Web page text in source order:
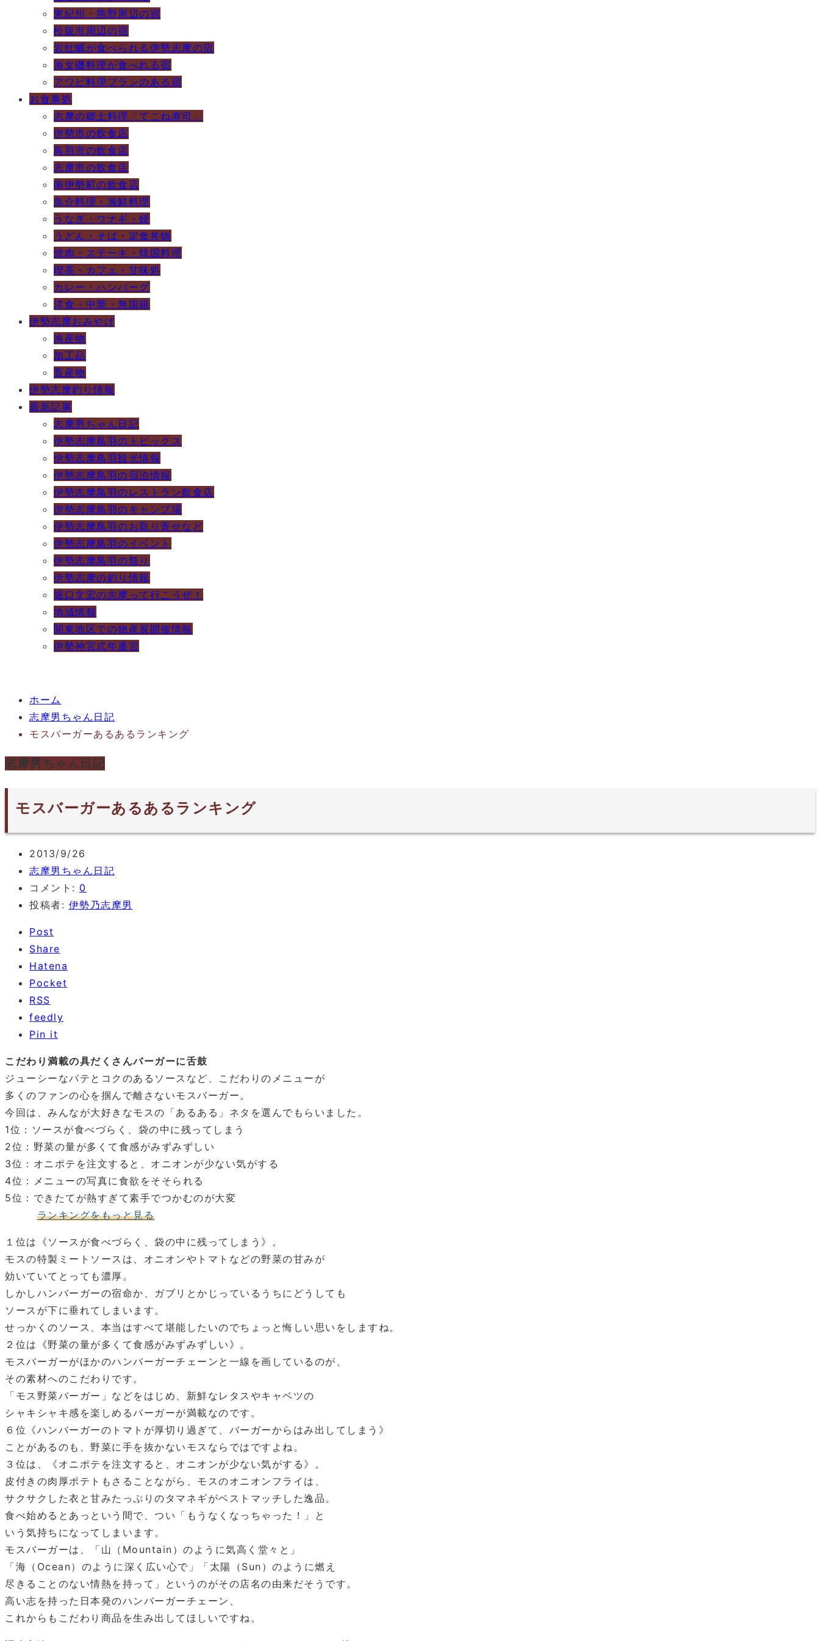
東紀州・熊野周辺の宿
松阪市周辺の宿
岩牡蠣が食べられる伊勢志摩の宿
海女磯料理が食べれる宿
アワビ料理プランのある宿
お食事処
志摩の郷土料理「てこね寿司」
伊勢市の飲食店
鳥羽市の飲食店
志摩市の飲食店
南伊勢町の飲食店
魚介料理・海鮮料理
うなぎ・ウナギ・鰻
うどん・そば・定食丼物
焼肉・ステーキ・韓国料理
喫茶・カフェ・甘味処
カレー・ハンバーグ
洋食・中華・無国籍
伊勢志摩おみやげ
海産物
加工品
畜産物
伊勢志摩釣り情報
最新記事
志摩男ちゃん日記
伊勢志摩鳥羽のトピックス
伊勢志摩鳥羽観光情報
伊勢志摩鳥羽の宿泊情報
伊勢志摩鳥羽のレストラン飲食店
伊勢志摩鳥羽のキャンプ場
伊勢志摩鳥羽のお取り寄せなど
伊勢志摩鳥羽のイベント
伊勢志摩鳥羽の祭り
伊勢志摩の釣り情報
堀口文宏の志摩って行こうぜ！
地域情報
関東地区での物産展開催情報
伊勢神宮式年遷宮
ホーム
志摩男ちゃん日記
モスバーガーあるあるランキング
志摩男ちゃん日記
モスバーガーあるあるランキング
2013/9/26
志摩男ちゃん日記
コメント: 0
投稿者: 伊勢乃志摩男
Post
Share
Hatena
Pocket
RSS
feedly
Pin it
こだわり満載の具だくさんバーガーに舌鼓
ジューシーなパテとコクのあるソースなど、こだわりのメニューが
多くのファンの心を掴んで離さないモスバーガー。
今回は、みんなが大好きなモスの「あるある」ネタを選んでもらいました。
1位：ソースが食べづらく、袋の中に残ってしまう
2位：野菜の量が多くて食感がみずみずしい
3位：オニポテを注文すると、オニオンが少ない気がする
4位：メニューの写真に食欲をそそられる
5位：できたてが熱すぎて素手でつかむのが大変
ランキングをもっと見る
１位は《ソースが食べづらく、袋の中に残ってしまう》。
モスの特製ミートソースは、オニオンやトマトなどの野菜の甘みが
効いていてとっても濃厚。
しかしハンバーガーの宿命か、ガブリとかじっているうちにどうしても
ソースが下に垂れてしまいます。
せっかくのソース、本当はすべて堪能したいのでちょっと悔しい思いをしますね。
２位は《野菜の量が多くて食感がみずみずしい》。
モスバーガーがほかのハンバーガーチェーンと一線を画しているのが、
その素材へのこだわりです。
「モス野菜バーガー」などをはじめ、新鮮なレタスやキャベツの
シャキシャキ感を楽しめるバーガーが満載なのです。
６位《ハンバーガーのトマトが厚切り過ぎて、バーガーからはみ出してしまう》
ことがあるのも、野菜に手を抜かないモスならではですよね。
３位は、《オニポテを注文すると、オニオンが少ない気がする》。
皮付きの肉厚ポテトもさることながら、モスのオニオンフライは、
サクサクした衣と甘みたっぷりのタマネギがベストマッチした逸品。
食べ始めるとあっという間で、つい「もうなくなっちゃった！」と
いう気持ちになってしまいます。
モスバーガーは、「山（Mountain）のように気高く堂々と」
「海（Ocean）のように深く広い心で」「太陽（Sun）のように燃え
尽きることのない情熱を持って」というのがその店名の由来だそうです。
高い志を持った日本発のハンバーガーチェーン、
これからもこだわり商品を生み出してほしいですね。